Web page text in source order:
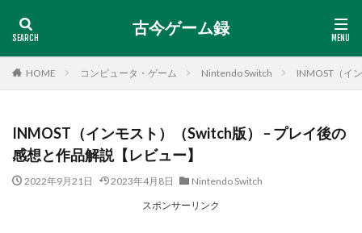
古今ゲーム録
HOME コンピュータ・ゲーム Nintendo Switch INMOST（イ
INMOST（インモスト）（Switch版） – プレイ後の
感想と作品解説【レビュー】
2022年9月21日 2023年4月8日
Nintendo Switch
スポンサーリンク